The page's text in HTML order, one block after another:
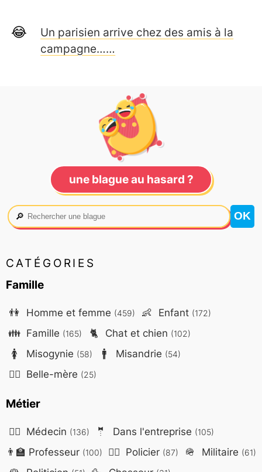
Un parisien arrive chez des amis à la
campagne……
une blague au hasard ?
🔎
CATÉGORIES
Famille
👫 Homme et femme (459) 👶 Enfant (172)
👪 Famille (165) 🐈 Chat et chien (102)
🚺 Misogynie (58) 🚹 Misandrie (54)
🤷‍♀️ Belle-mère (25)
Métier
👨‍⚕️ Médecin (136) 🤵 Dans l'entreprise (105)
👨‍🏫 Professeur (100) 👮‍♂️ Policier (87) 🪖 Militaire (61)